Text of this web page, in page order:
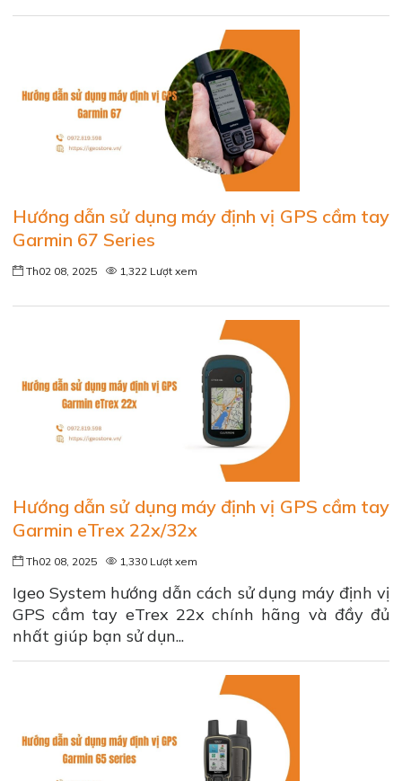
Hướng dẫn sử dụng máy định vị GPS cầm tay
Garmin 67 Series
Th02 08, 2025 1,322 Lượt xem
Hướng dẫn sử dụng máy định vị GPS cầm tay
Garmin eTrex 22x/32x
Th02 08, 2025 1,330 Lượt xem
Igeo System hướng dẫn cách sử dụng máy định vị
GPS cầm tay eTrex 22x chính hãng và đầy đủ
nhất giúp bạn sử dụn...